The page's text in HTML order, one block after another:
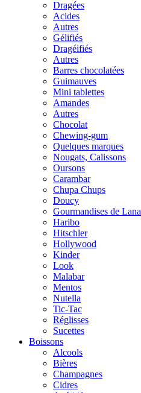
Dragées
Acides
Autres
Gélifiés
Dragéifiés
Autres
Barres chocolatées
Guimauves
Mini tablettes
Amandes
Autres
Chocolat
Chewing-gum
Quelques marques
Nougats, Calissons
Oursons
Carambar
Chupa Chups
Doucy
Gourmandises de Lana
Haribo
Hitschler
Hollywood
Kinder
Look
Malabar
Mentos
Nutella
Tic-Tac
Réglisses
Sucettes
Boissons
Alcools
Bières
Champagnes
Cidres